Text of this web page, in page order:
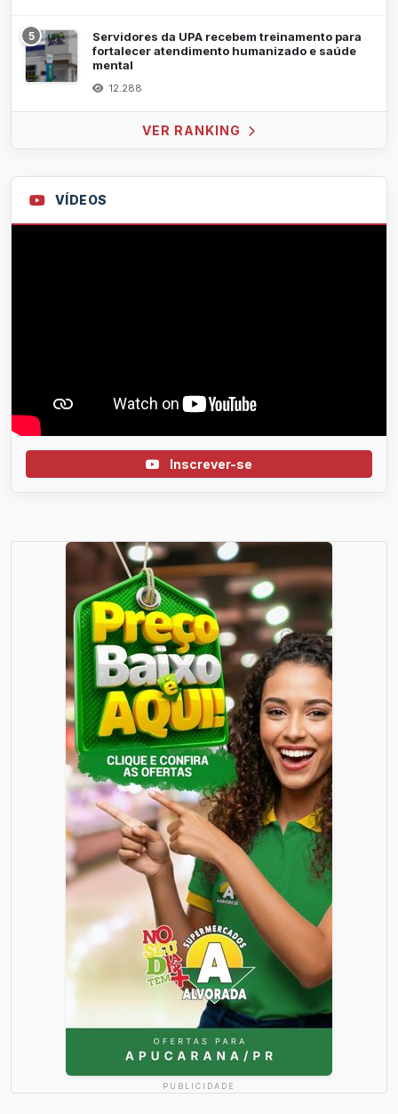
5
Servidores da UPA recebem treinamento para
fortalecer atendimento humanizado e saúde
mental
12.288
VER RANKING
VÍDEOS
Inscrever-se
PUBLICIDADE